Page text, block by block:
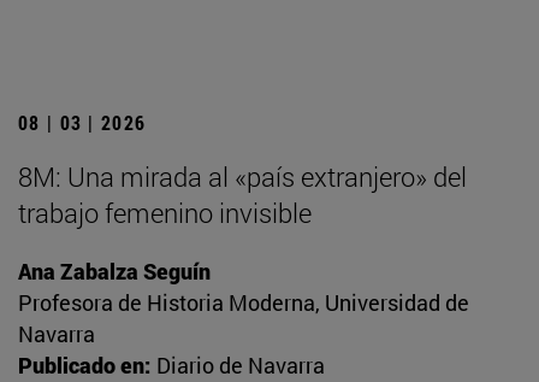
08 | 03 | 2026
8M: Una mirada al «país extranjero» del
trabajo femenino invisible
Ana Zabalza Seguín
Profesora de Historia Moderna, Universidad de
Navarra
Publicado en: Diario de Navarra